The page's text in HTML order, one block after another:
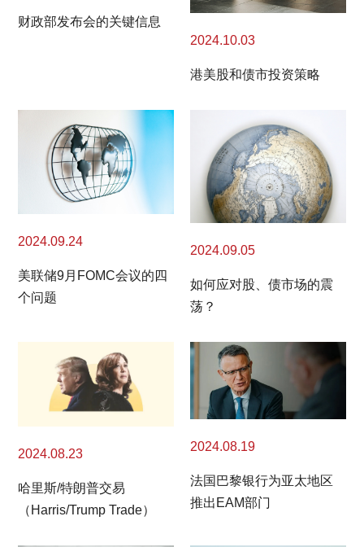
财政部发布会的关键信息
2024.10.03
港美股和债市投资策略
2024.09.24
美联储9月FOMC会议的四
个问题
2024.09.05
如何应对股、债市场的震
荡？
2024.08.23
哈里斯/特朗普交易
（Harris/Trump Trade）
2024.08.19
法国巴黎银行为亚太地区
推出EAM部门